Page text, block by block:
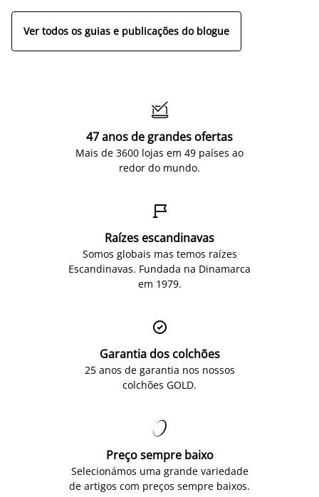
Ver todos os guias e publicações do blogue

47 anos de grandes ofertas
Mais de 3600 lojas em 49 países ao
redor do mundo.

Raízes escandinavas
Somos globais mas temos raízes
Escandinavas. Fundada na Dinamarca
em 1979.

Garantia dos colchões
25 anos de garantia nos nossos
colchões GOLD.

Preço sempre baixo
Selecionámos uma grande variedade
de artigos com preços sempre baixos.